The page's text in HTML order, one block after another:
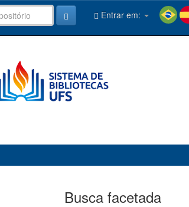
Entrar em:
Busca facetada